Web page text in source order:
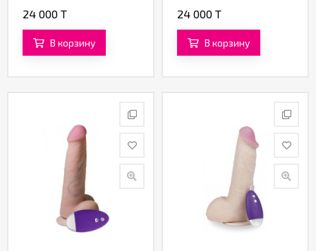
24 000 T
В корзину
24 000 T
В корзину